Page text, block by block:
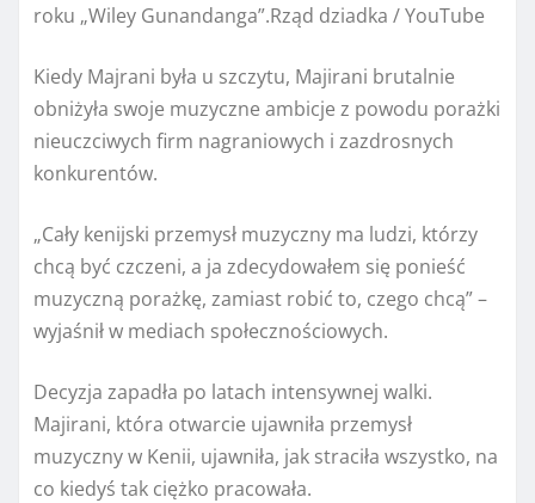
roku „Wiley Gunandanga”.Rząd dziadka / YouTube
Kiedy Majrani była u szczytu, Majirani brutalnie
obniżyła swoje muzyczne ambicje z powodu porażki
nieuczciwych firm nagraniowych i zazdrosnych
konkurentów.
„Cały kenijski przemysł muzyczny ma ludzi, którzy
chcą być czczeni, a ja zdecydowałem się ponieść
muzyczną porażkę, zamiast robić to, czego chcą” –
wyjaśnił w mediach społecznościowych.
Decyzja zapadła po latach intensywnej walki.
Majirani, która otwarcie ujawniła przemysł
muzyczny w Kenii, ujawniła, jak straciła wszystko, na
co kiedyś tak ciężko pracowała.